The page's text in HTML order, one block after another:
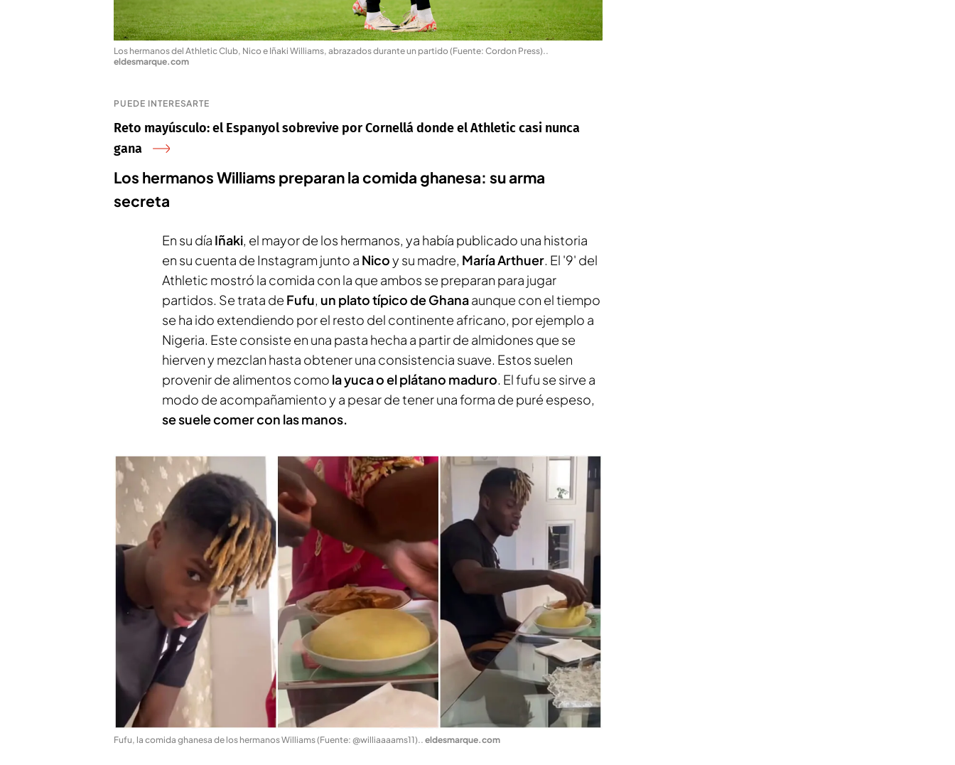
Los hermanos del Athletic Club, Nico e Iñaki Williams, abrazados durante un partido (Fuente: Cordon Press)..
eldesmarque.com
PUEDE INTERESARTE
Reto mayúsculo: el Espanyol sobrevive por Cornellá donde el Athletic casi nunca
gana
Los hermanos Williams preparan la comida ghanesa: su arma
secreta
En su día Iñaki, el mayor de los hermanos, ya había publicado una historia
en su cuenta de Instagram junto a Nicoy su madre, María Arthuer. El '9' del
Athletic mostró la comida con la que ambos se preparan para jugar
partidos. Se trata de Fufu, un plato típico de Ghanaaunque con el tiempo
se ha ido extendiendo por el resto del continente africano, por ejemplo a
Nigeria. Este consiste en una pasta hecha a partir de almidones que se
hierven y mezclan hasta obtener una consistencia suave. Estos suelen
provenir de alimentos como la yuca o el plátano maduro. El fufu se sirve a
modo de acompañamiento y a pesar de tener una forma de puré espeso,
se suele comer con las manos.
Fufu, la comida ghanesa de los hermanos Williams (Fuente: @williaaaams11).. eldesmarque.com